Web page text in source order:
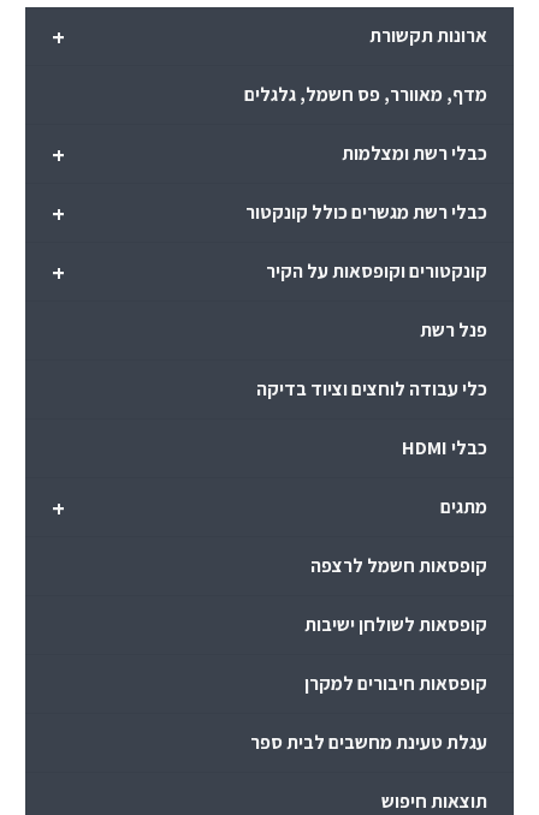
+ ארונות תקשורת
מדף, מאוורר, פס חשמל, גלגלים
+ כבלי רשת ומצלמות
+ כבלי רשת מגשרים כולל קונקטור
+ קונקטורים וקופסאות על הקיר
פנל רשת
כלי עבודה לוחצים וציוד בדיקה
כבלי HDMI
+ מתגים
קופסאות חשמל לרצפה
קופסאות לשולחן ישיבות
קופסאות חיבורים למקרן
עגלת טעינת מחשבים לבית ספר
תוצאות חיפוש